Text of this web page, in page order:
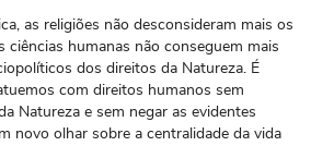
as religiões não desconsideram mais os
ciências humanas não conseguem mais
dos direitos da Natureza. É
com direitos humanos sem
Natureza e sem negar as evidentes
novo olhar sobre a centralidade da vida